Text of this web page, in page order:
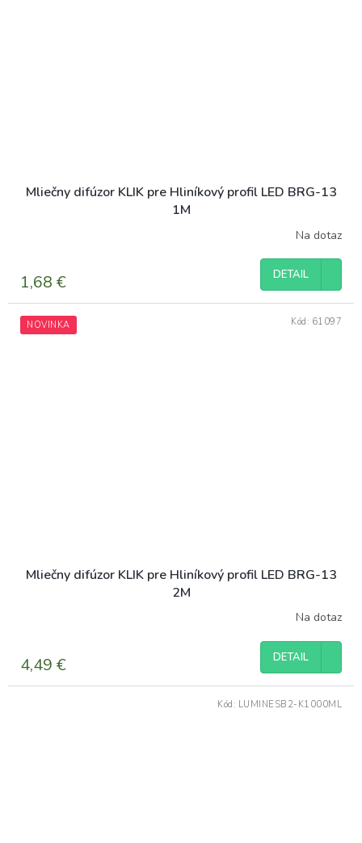
Mliečny difúzor KLIK pre Hliníkový profil LED BRG-13
1M
Na dotaz
1,68 € DETAIL
NOVINKA
Mliečny difúzor KLIK pre Hliníkový profil LED BRG-13
2M
Na dotaz
4,49 € DETAIL
Kód: 61097
Kód: LUMINESB2-K1000ML